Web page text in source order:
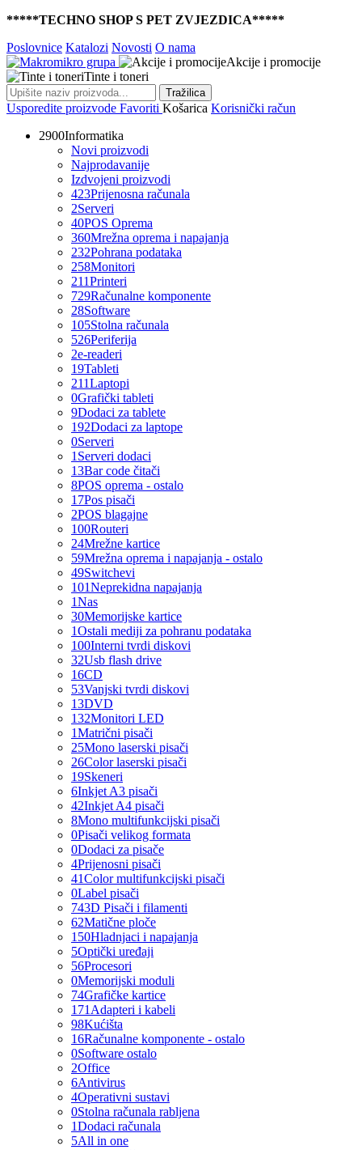
*****TECHNO SHOP S PET ZVJEZDICA*****
Poslovnice Katalozi Novosti O nama
Akcije i promocije
Tinte i toneri
Tražilica
Usporedite proizvode Favoriti Košarica Korisnički račun
2900Informatika
Novi proizvodi
Najprodavanije
Izdvojeni proizvodi
423Prijenosna računala
2Serveri
40POS Oprema
360Mrežna oprema i napajanja
232Pohrana podataka
258Monitori
211Printeri
729Računalne komponente
28Software
105Stolna računala
526Periferija
2e-readeri
19Tableti
211Laptopi
0Grafički tableti
9Dodaci za tablete
192Dodaci za laptope
0Serveri
1 Serveri dodaci
13Bar code čitači
8POS oprema - ostalo
17Pos pisači
2POS blagajne
100Routeri
24Mrežne kartice
59Mrežna oprema i napajanja - ostalo
49Switchevi
101Neprekidna napajanja
1Nas
30Memorijske kartice
1Ostali mediji za pohranu podataka
100Interni tvrdi diskovi
32Usb flash drive
16CD
53Vanjski tvrdi diskovi
13DVD
132Monitori LED
1Matrični pisači
25Mono laserski pisači
26Color laserski pisači
19Skeneri
6Inkjet A3 pisači
42Inkjet A4 pisači
8Mono multifunkcijski pisači
0Pisači velikog formata
0Dodaci za pisače
4Prijenosni pisači
41Color multifunkcijski pisači
0Label pisači
743D Pisači i filamenti
62Matične ploče
150Hladnjaci i napajanja
5Optički uređaji
56Procesori
0Memorijski moduli
74Grafičke kartice
171 Adapteri i kabeli
98Kućišta
16Računalne komponente - ostalo
0Software ostalo
2Office
6Antivirus
4Operativni sustavi
0Stolna računala rabljena
1Dodaci računala
5All in one